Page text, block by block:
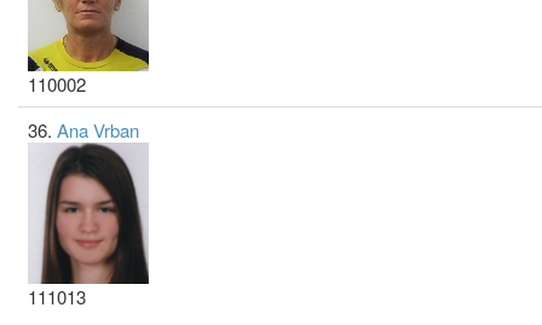
110002
36. Ana Vrban
111013